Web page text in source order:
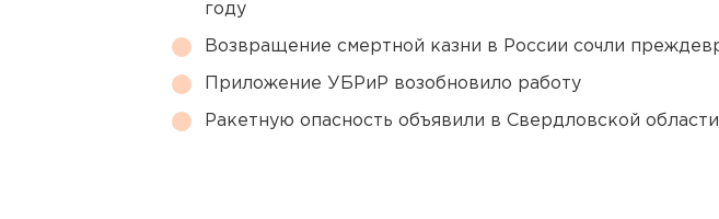
году
Возвращение смертной казни в России сочли
Приложение УБРиР возобновило работу
Ракетную опасность объявили в Свердловской области